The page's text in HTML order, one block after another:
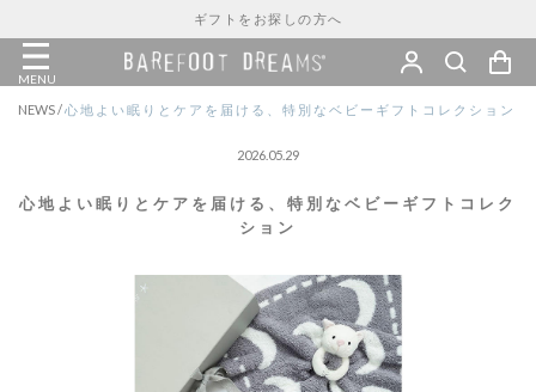
ギフトをお探しの方へ
MENU
NEWS/心地よい眠りとケアを届ける、特別なベビーギフトコレクション
2026.05.29
心地よい眠りとケアを届ける、特別なベビーギフトコレク
ション